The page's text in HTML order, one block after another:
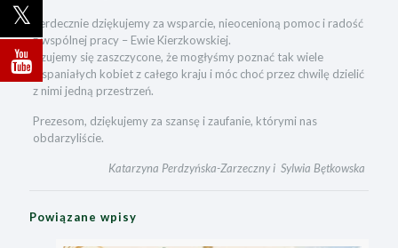
Serdecznie dziękujemy za wsparcie, nieocenioną pomoc i radość
z wspólnej pracy – Ewie Kierzkowskiej.
Czujemy się zaszczycone, że mogłyśmy poznać tak wiele
wspaniałych kobiet z całego kraju i móc choć przez chwilę dzielić
z nimi jedną przestrzeń.
Prezesom, dziękujemy za szansę i zaufanie, którymi nas
obdarzyliście.
Katarzyna Perdzyńska-Zarzeczny i Sylwia Bętkowska
Powiązane wpisy